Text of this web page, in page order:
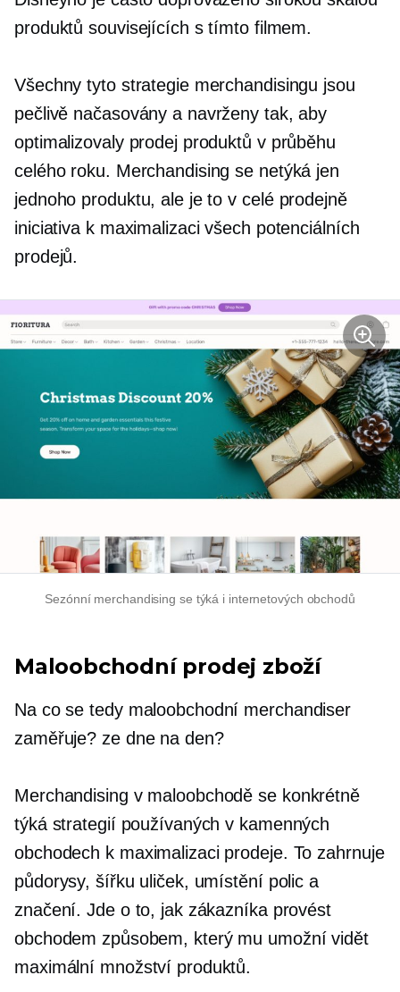
produktů souvisejících s tímto filmem.
Všechny tyto strategie merchandisingu jsou
pečlivě načasovány a navrženy tak, aby
optimalizovaly prodej produktů v průběhu
celého roku. Merchandising se netýká jen
jednoho produktu, ale je tov celé prodejně
iniciativa k maximalizaci všech potenciálních
prodejů.
Sezónní merchandising se týká i internetových obchodů
Maloobchodní prodej zboží
Na co se tedy maloobchodní merchandiser
zaměřuje? ze dne na den?
Merchandising v maloobchodě se konkrétně
týká strategií používaných v kamenných
obchodech k maximalizaci prodeje. To zahrnuje
půdorysy, šířku uliček, umístění polic a
značení. Jde o to, jak zákazníka provést
obchodem způsobem, který mu umožní vidět
maximální množství produktů.